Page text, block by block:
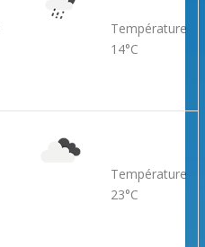
Température
14°C
Température
23°C